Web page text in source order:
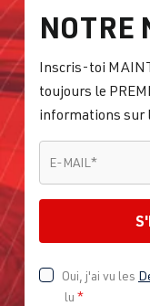
NOTRE
Inscris-toi
toujours le
informations sur
E-MAIL *
Oui, j'ai vu les
lu *